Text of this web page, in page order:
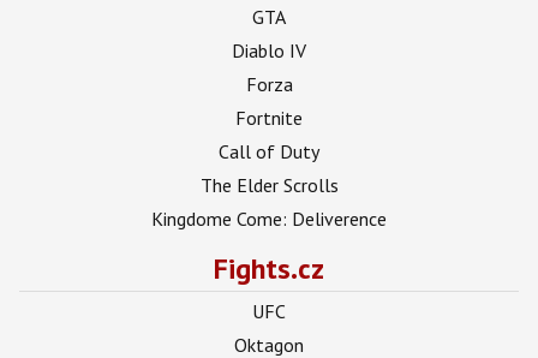
GTA
Diablo IV
Forza
Fortnite
Call of Duty
The Elder Scrolls
Kingdome Come: Deliverence
Fights.cz
UFC
Oktagon